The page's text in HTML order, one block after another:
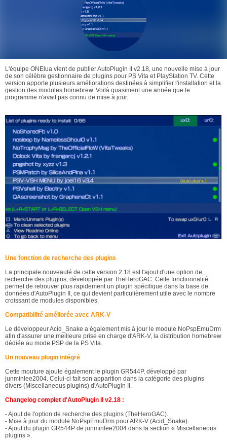
L'équipe ONElua vient de publier AutoPlugin II v2.18, une nouvelle mise à jour
de son célèbre gestionnaire de plugins pour PS Vita et PlayStation TV. Cette
version apporte plusieurs améliorations destinées à simplifier l'installation et la
gestion des modules homebrew. Voilà quasiment une année que le
programme n'avait pas connu de mise à jour.
Une fonction de recherche des plugins
La principale nouveauté de cette version 2.18 est l'ajout d'une option de
recherche des plugins, développée par TheHeroGAC. Cette fonctionnalité
permet de retrouver plus rapidement un plugin spécifique dans la base de
données d'AutoPlugin II, ce qui devient particulièrement utile avec le nombre
croissant de modules disponibles.
Compatibilité améliorée avec ARK-V
Le développeur Acid_Snake a également mis à jour le module NoPspEmuDrm
afin d'assurer une meilleure prise en charge d'ARK-V, la distribution homebrew
dédiée au mode PSP de la PS Vita.
Un nouveau plugin intégré
Cette mouture ajoute également le plugin GR544P, développé par
junminlee2004. Celui-ci fait son apparition dans la catégorie des plugins
divers (Miscellaneous plugins) d'AutoPlugin II.
Changelog complet d'AutoPlugin II v2.18 :
- Ajout de l'option de recherche des plugins (TheHeroGAC).
- Mise à jour du module NoPspEmuDrm pour ARK-V (Acid_Snake).
- Ajout du plugin GR544P de junminlee2004 dans la section « Miscellaneous
plugins ».